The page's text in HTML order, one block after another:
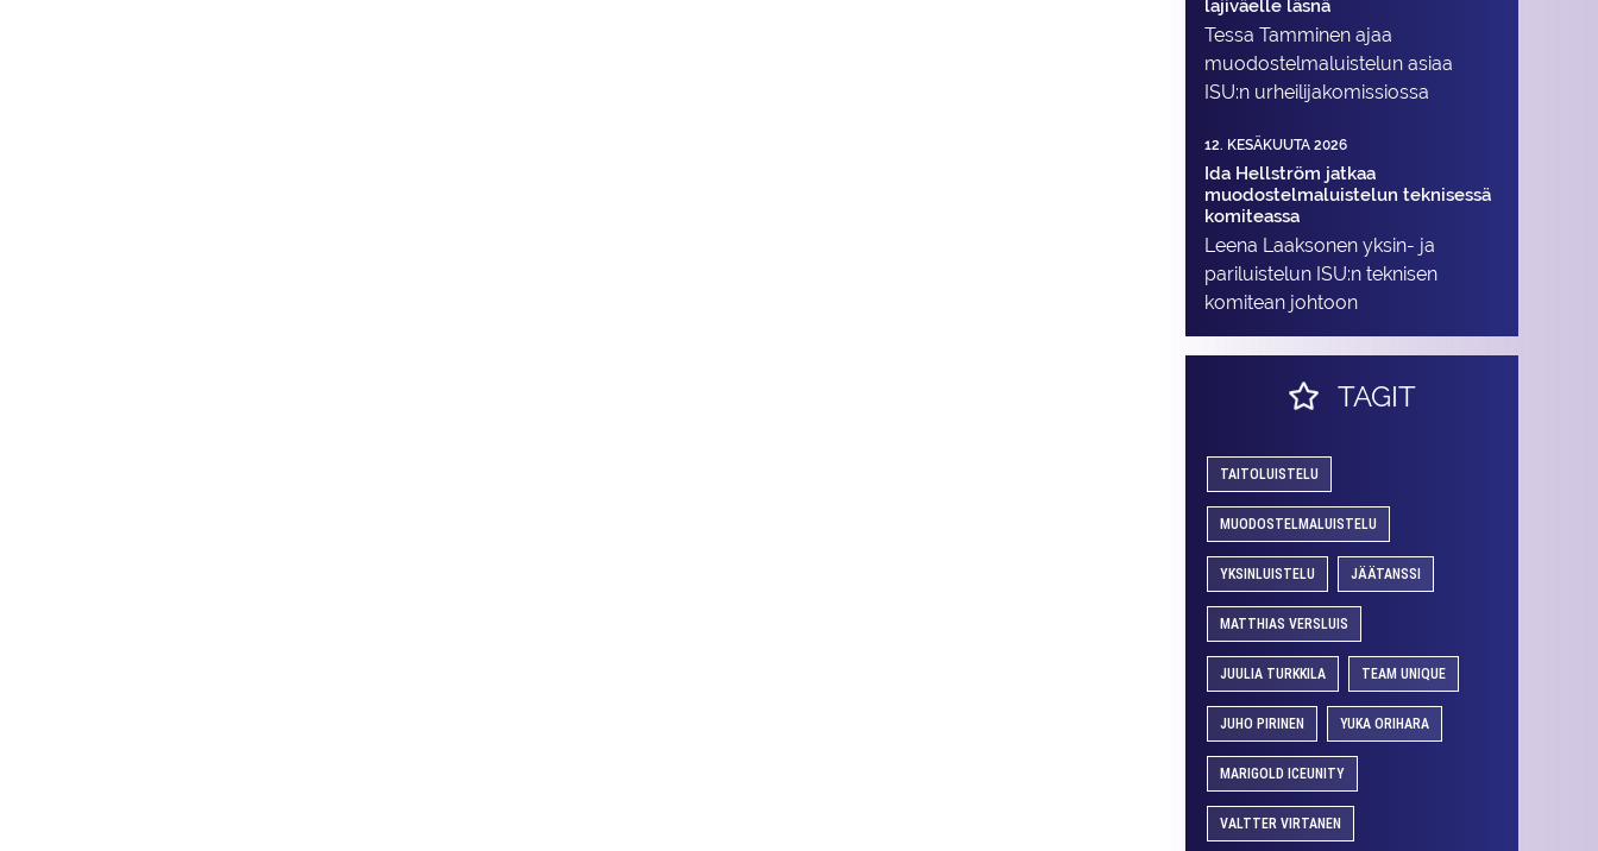
lajiväelle läsnä
Tessa Tamminen ajaa
muodostelma­luistelun asiaa
ISU:n urheilija­komissiossa
12. KESÄKUUTA 2026
Ida Hellström jatkaa
muodostelmaluistelun teknisessä
komiteassa
Leena Laaksonen yksin- ja
pariluistelun ISU:n teknisen
komitean johtoon
TAGIT
TAITOLUISTELU
MUODOSTELMALUISTELU
YKSINLUISTELU JÄÄTANSSI
MATTHIAS VERSLUIS
JUULIA TURKKILA TEAM UNIQUE
JUHO PIRINEN YUKA ORIHARA
MARIGOLD ICEUNITY
VALTTER VIRTANEN